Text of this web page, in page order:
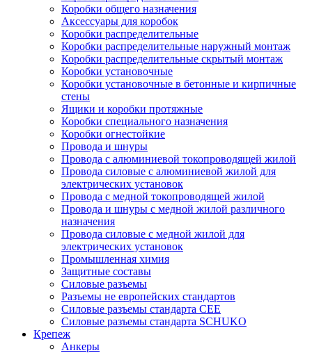
Коробки общего назначения
Аксессуары для коробок
Коробки распределительные
Коробки распределительные наружный монтаж
Коробки распределительные скрытый монтаж
Коробки установочные
Коробки установочные в бетонные и кирпичные
стены
Ящики и коробки протяжные
Коробки специального назначения
Коробки огнестойкие
Провода и шнуры
Провода с алюминиевой токопроводящей жилой
Провода силовые с алюминиевой жилой для
электрических установок
Провода с медной токопроводящей жилой
Провода и шнуры с медной жилой различного
назначения
Провода силовые с медной жилой для
электрических установок
Промышленная химия
Защитные составы
Силовые разъемы
Разъемы не европейских стандартов
Силовые разъемы стандарта CEE
Силовые разъемы стандарта SCHUKO
Крепеж
Анкеры